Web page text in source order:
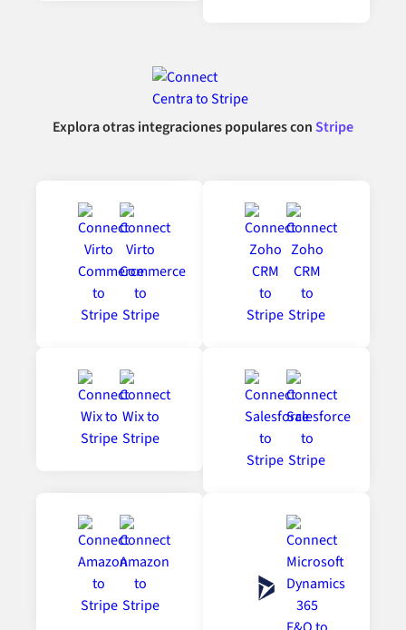
Explora otras integraciones populares conStripe